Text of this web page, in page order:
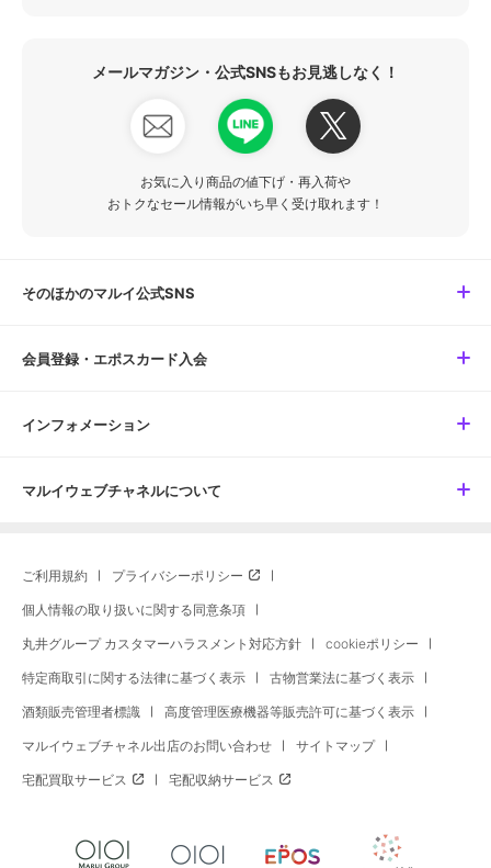
メールマガジン・公式SNSもお見逃しなく！
お気に入り商品の値下げ・再入荷や
おトクなセール情報がいち早く受け取れます！
そのほかのマルイ公式SNS
会員登録・エポスカード入会
インフォメーション
マルイウェブチャネルについて
ご利用規約 プライバシーポリシー
個人情報の取り扱いに関する同意条項
丸井グループ カスタマーハラスメント対応方針 cookieポリシー
特定商取引に関する法律に基づく表示 古物営業法に基づく表示
酒類販売管理者標識 高度管理医療機器等販売許可に基づく表示
マルイウェブチャネル出店のお問い合わせ サイトマップ
宅配買取サービス 宅配収納サービス